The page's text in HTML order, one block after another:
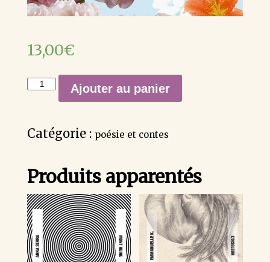
13,00€
quantité
de
lunes,
Mercè
Marçal
Ajouter au panier
Catégorie : poésie et contes
Produits apparentés